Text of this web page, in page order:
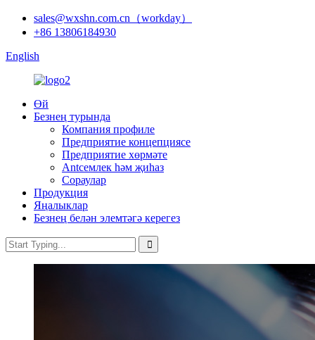
sales@wxshn.com.cn（workday）
+86 13806184930
English
Өй
Безнең турында
Компания профиле
Предприятие концепциясе
Предприятие хөрмәте
Antсемлек һәм җиһаз
Сораулар
Продукция
Яңалыклар
Безнең белән элемтәгә керегез